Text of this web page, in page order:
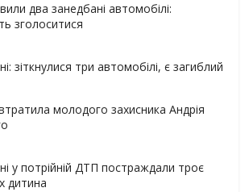
два занедбані автомобілі:
зголоситися
зіткнулися три автомобілі, є загиблий
молодого захисника Андрія
у потрійній ДТП постраждали троє
дитина